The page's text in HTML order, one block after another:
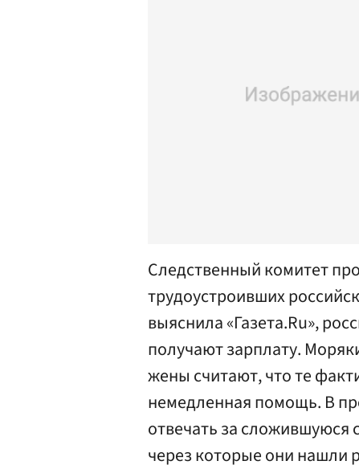
Следственный комитет
трудоустроивших
выяснила «Газета.Ru»,
получают зарплату.
жены считают, что те
немедленная помощь. В
отвечать за
через которые они нашли